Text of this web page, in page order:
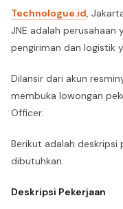
Technologue.id,
JNE adalah perusahaan
pengiriman dan logistik
Dilansir dari akun
membuka lowongan
Officer.
Berikut adalah deskripsi
dibutuhkan.
Deskripsi Pekerjaan